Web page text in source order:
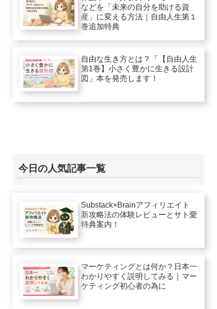
などを「未来の自分を助ける資
産」に変える方法｜自由人生第１
巻追加特典
自由な生き方とは？「【自由人生
第1巻】小さく豊かに生きる設計
図」本を発売します！
今日の人気記事一覧
Substack×Brainアフィリエイト
新攻略法の体験レビューとサト愛
特典案内！
マーケティングとは何か？日本一
わかりやすく説明してみる｜マー
ケティング初心者の為に